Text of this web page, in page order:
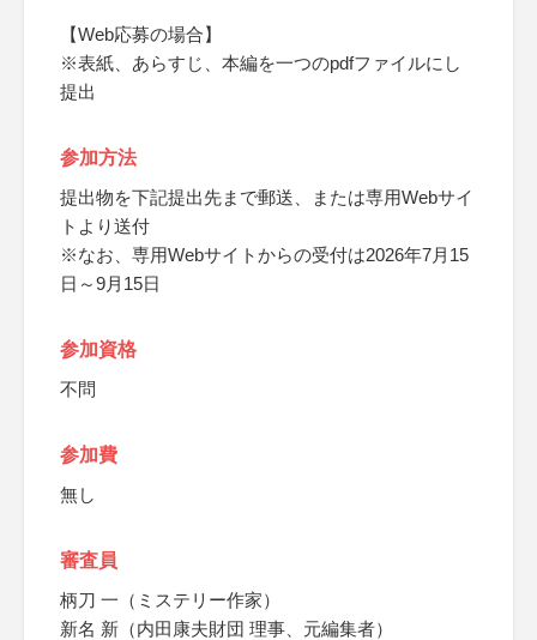
【Web応募の場合】
※表紙、あらすじ、本編を一つのpdfファイルにし
提出
参加方法
提出物を下記提出先まで郵送、または専用Webサイ
トより送付
※なお、専用Webサイトからの受付は2026年7月15
日～9月15日
参加資格
不問
参加費
無し
審査員
柄刀 一（ミステリー作家）
新名 新（内田康夫財団 理事、元編集者）